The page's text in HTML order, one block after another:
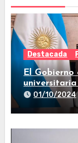
Destacada
El Gobierno
están todos
01/10/2024